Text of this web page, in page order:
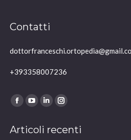
Contatti
+393358007236
Ci puoi trovare su:
Facebook
opens
YouTube
opens
Linkedin
opens
Instagram
opens
Articoli recenti